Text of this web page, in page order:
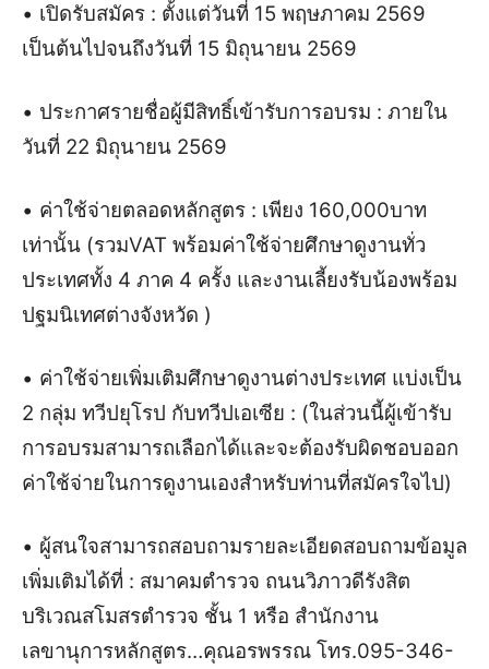
• เปิดรับสมัคร : ตั้งแต่วันที่ 15 พฤษภาคม 2569
เป็นต้นไปจนถึงวันที่ 15 มิถุนายน 2569
• ประกาศรายชื่อผู้มีสิทธิ์เข้ารับการอบรม : ภายใน
วันที่ 22 มิถุนายน 2569
• ค่าใช้จ่ายตลอดหลักสูตร : เพียง 160,000บาท
เท่านั้น (รวมVAT พร้อมค่าใช้จ่ายศึกษาดูงานทั่ว
ประเทศทั้ง 4 ภาค 4 ครั้ง และงานเลี้ยงรับน้องพร้อม
ปฐมนิเทศต่างจังหวัด )
• ค่าใช้จ่ายเพิ่มเติมศึกษาดูงานต่างประเทศ แบ่งเป็น
2 กลุ่ม ทวีปยุโรป กับทวีปเอเซีย : (ในส่วนนี้ผู้เข้ารับ
การอบรมสามารถเลือกได้และจะต้องรับผิดชอบออก
ค่าใช้จ่ายในการดูงานเองสำหรับท่านที่สมัครใจไป)
• ผู้สนใจสามารถสอบถามรายละเอียดสอบถามข้อมูล
เพิ่มเติมได้ที่ : สมาคมตำรวจ ถนนวิภาวดีรังสิต
บริเวณสโมสรตำรวจ ชั้น 1 หรือ สำนักงาน
เลขานุการหลักสูตร…คุณอรพรรณ โทร.095-346-